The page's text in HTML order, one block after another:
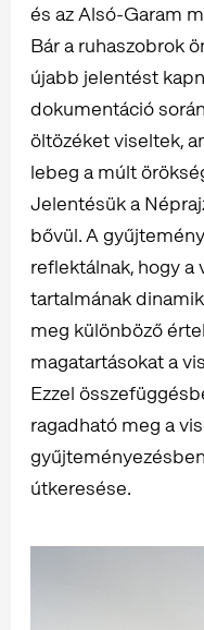
és az Alsó-Garam
Bár a ruhaszobrok
újabb jelentést
dokumentáció
öltözéket viseltek,
lebeg a múlt
Jelentésük a
bővül. A
reflektálnak, hogy a
tartalmának
meg különböző
magatartásokat a
Ezzel
ragadható meg a
útkeresése.